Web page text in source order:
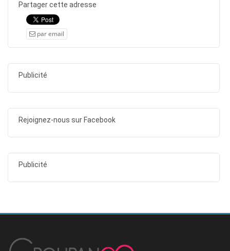
Partager cette adresse
par email
Publicité
Rejoignez-nous sur Facebook
Publicité